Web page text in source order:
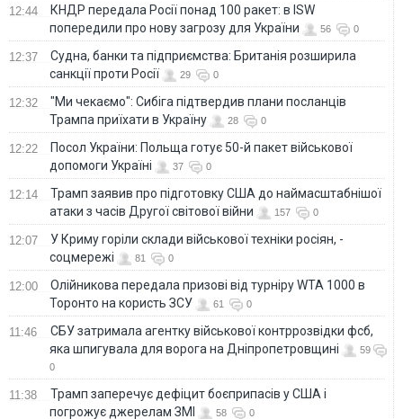
12:44
КНДР передала Росії понад 100 ракет: в ISW
попередили про нову загрозу для України
56 0
12:37
Судна, банки та підприємства: Британія розширила
санкції проти Росії
29 0
12:32
"Ми чекаємо": Сибіга підтвердив плани посланців
Трампа приїхати в Україну
28 0
12:22
Посол України: Польща готує 50-й пакет військової
допомоги Україні
37 0
12:14
Трамп заявив про підготовку США до наймасштабнішої
атаки з часів Другої світової війни
157 0
12:07
У Криму горіли склади військової техніки росіян, -
соцмережі
81 0
12:00
Олійникова передала призові від турніру WTA 1000 в
Торонто на користь ЗСУ
61 0
11:46
СБУ затримала агентку військової контррозвідки фсб,
яка шпигувала для ворога на Дніпропетровщині
59
0
11:38
Трамп заперечує дефіцит боєприпасів у США і
погрожує джерелам ЗМІ
58 0